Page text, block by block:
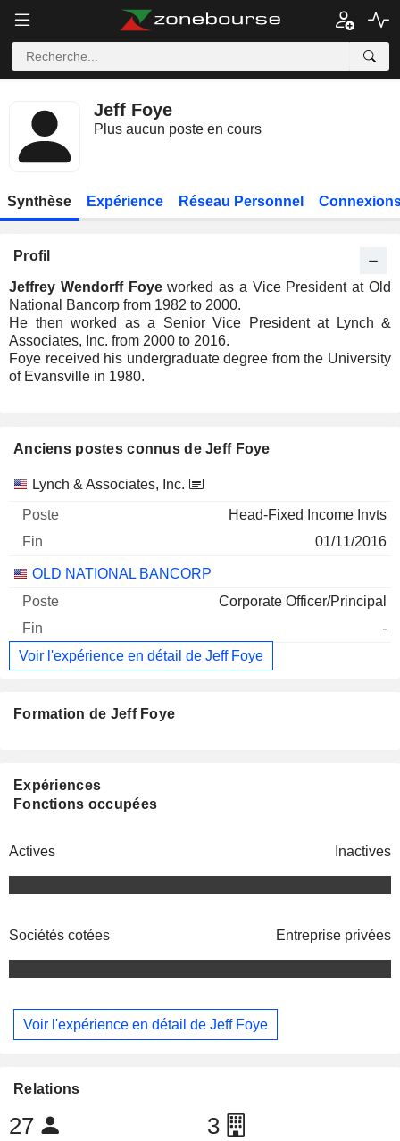
Jeff Foye
Plus aucun poste en cours
Synthèse Expérience Réseau Personnel
Profil
Jeffrey Wendorff Foyeworked as a Vice President at Old
National Bancorp from 1982 to 2000.
He then worked as a Senior Vice President at Lynch &
Associates, Inc. from 2000 to 2016.
Foye received his undergraduate degree from the University
of Evansville in 1980.
Anciens postes connus de Jeff Foye
Sociétés Poste Fin
Lynch & Associates, Inc.
Head-Fixed Income Invts
01/11/2016
OLD NATIONAL BANCORP
Corporate Officer/Principal
-
Voir l'expérience en détail de Jeff Foye
Formation de Jeff Foye
Expériences
Fonctions occupées
Actives Inactives
Sociétés cotées Entreprise privées
Voir l'expérience en détail de Jeff Foye
Relations
27 3